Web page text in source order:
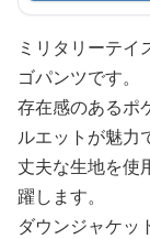
ミリタリーテイ
ゴパンツです。
存在感のあるポ
ルエットが魅力
丈夫な生地を使
躍します。
ダウンジャケッ